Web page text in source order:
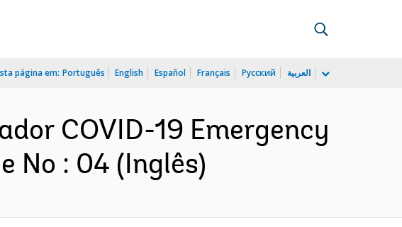
página em: Português English Español Français Русский العربية
COVID-19 Emergency
No : 04 (Inglês)